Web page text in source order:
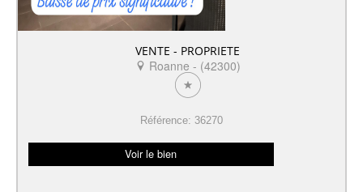
VENTE - PROPRIETE
Roanne - (42300)
Référence: 36270
Voir le bien